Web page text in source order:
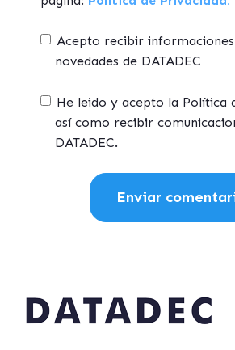
Acepto recibir
novedades de DATADEC
He leido y acepto la Política
así como recibir
DATADEC.